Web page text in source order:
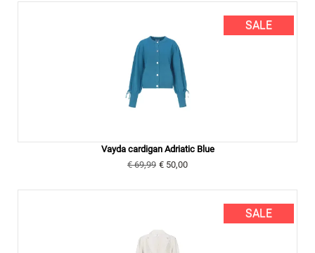
SALE
Vayda cardigan Adriatic Blue
€ 69,99 € 50,00
SALE